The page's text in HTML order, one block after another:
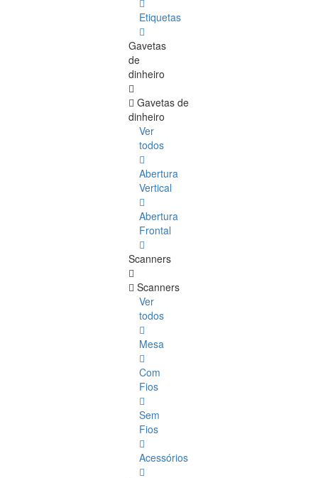
Etiquetas
Gavetas
de
dinheiro
Gavetas de
dinheiro
Ver
todos
Abertura
Vertical
Abertura
Frontal
Scanners
Scanners
Ver
todos
Mesa
Com
Fios
Sem
Fios
Acessórios